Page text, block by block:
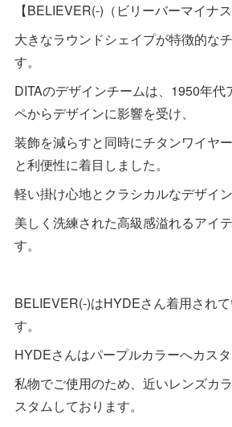
【BELIEVER(-)（ビリーバーマイナス
大きなラウンドシェイプが特徴的な
す。
DITAのデザインチームは、1950年代
ペからデザインに影響を受け、
装飾を減らすと同時にチタンワイヤ
と利便性に着目しました。
軽い掛け心地とクラシカルなデザイン
美しく洗練された高級感溢れるアイ
す。
BELIEVER(-)はHYDEさん着用され
す。
HYDEさんはパープルカラーへカスタ
私物でご使用のため、近いレンズカ
スタムしております。